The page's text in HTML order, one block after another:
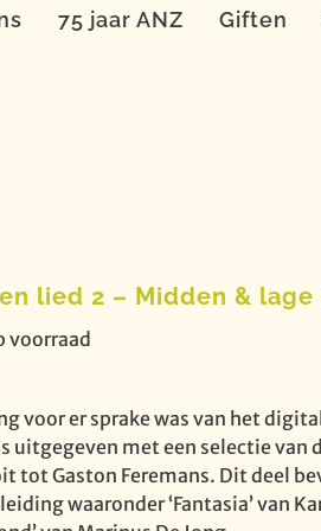
75 jaar ANZ Giften
lied 2 – Midden & lage
voorraad
voor er sprake was van het
uitgegeven met een selectie
tot Gaston Feremans. Dit deel
waaronder ‘Fantasia’ van